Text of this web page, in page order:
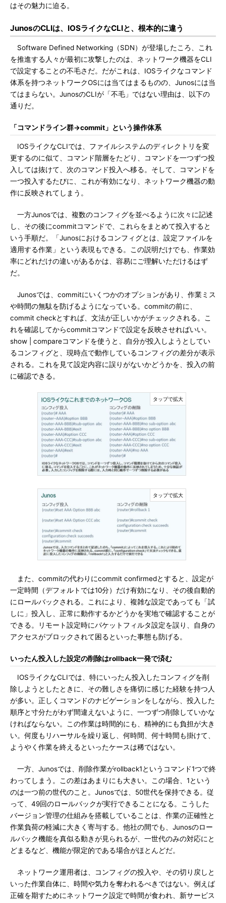
はその魅力に迫る。
JunosのCLIは、IOSライクなCLIと、根本的に違う
Software Defined Networking（SDN）が登場したころ、これ
を推進する人々が最初に攻撃したのは、ネットワーク機器をCLI
で設定することの不毛さだ。だがこれは、IOSライクなコマンド
体系を持つネットワークOSには当てはまるものの、Junosには当
てはまらない。JunosのCLIが「不毛」ではない理由は、以下の
通りだ。
「コマンドライン群→commit」という操作体系
IOSライクなCLIでは、ファイルシステムのディレクトリを変
更するのに似て、コマンド階層をたどり、コマンドを一つずつ投
入しては抜けて、次のコマンド投入へ移る。そして、コマンドを
一つ投入するたびに、これが有効になり、ネットワーク機器の動
作に反映されてしまう。
一方Junosでは、複数のコンフィグを並べるように次々に記述
し、その後にcommitコマンドで、これらをまとめて投入すると
いう手順だ。「Junosにおけるコンフィグとは、設定ファイルを
適用する作業」という表現もできる。この説明だけでも、作業効
率にどれだけの違いがあるかは、容易にご理解いただけるはず
だ。
Junosでは、commitにいくつかのオプションがあり、作業ミス
や時間の無駄を防げるようになっている。commitの前に、
commit checkとすれば、文法が正しいかがチェックされる。こ
れを確認してからcommitコマンドで設定を反映させればいい。
show | compareコマンドを使うと、自分が投入しようとしてい
るコンフィグと、現時点で動作しているコンフィグの差分が表示
される。これを見て設定内容に誤りがないかどうかを、投入の前
に確認できる。
また、commitの代わりにcommit confirmedとすると、設定が
一定時間（デフォルトでは10分）だけ有効になり、その後自動的
にロールバックされる。これにより、複雑な設定であっても「試
しに」投入し、正常に動作するかどうかを実地で確認することが
できる。リモート設定時にパケットフィルタ設定を誤り、自身の
アクセスがブロックされて困るといった事態も防げる。
いったん投入した設定の削除はrollback一発で済む
IOSライクなCLIでは、特にいったん投入したコンフィグを削
除しようとしたときに、その難しさを痛切に感じた経験を持つ人
が多い。正しくコマンドのナビゲーションをしながら、投入した
順序と寸分たがわず間違えないように、一つずつ削除していかな
ければならない。この作業は時間的にも、精神的にも負担が大き
い。何度もリハーサルを繰り返し、何時間、何十時間も掛けて、
ようやく作業を終えるといったケースは稀ではない。
一方、Junosでは、削除作業がrollback1というコマンド1つで終
わってしまう。この差はあまりにも大きい。この場合、1という
のは一つ前の世代のこと。Junosでは、50世代を保持できる。従
って、49回のロールバックが実行できることになる。こうした
バージョン管理の仕組みを搭載していることは、作業の正確性と
作業負荷の軽減に大きく寄与する。他社の間でも、Junosのロー
ルバック機能を真似る動きが見られるが、一世代のみの対応にと
どまるなど、機能が限定的である場合がほとんどだ。
ネットワーク運用者は、コンフィグの投入や、その切り戻しと
いった作業自体に、時間や気力を奪われるべきではない。例えば
正確を期すためにネットワーク設定で時間が食われ、新サービス